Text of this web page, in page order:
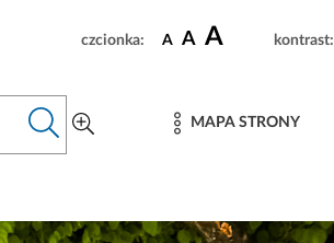
czcionka: A A A kontrast:
MAPA STRONY